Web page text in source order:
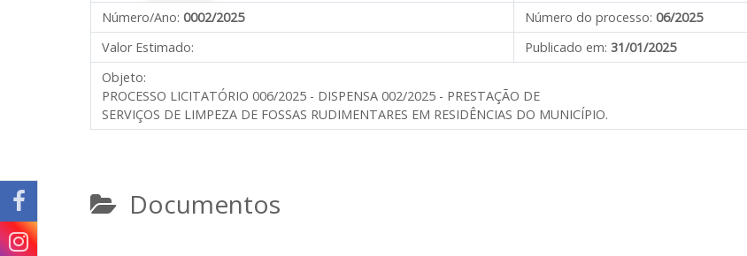
Número/Ano: 0002/2025 Número do processo: 06/2025
Valor Estimado:
Publicado em: 31/01/2025
Objeto:
PROCESSO LICITATÓRIO 006/2025 - DISPENSA 002/2025 - PRESTAÇÃO DE
SERVIÇOS DE LIMPEZA DE FOSSAS RUDIMENTARES EM RESIDÊNCIAS DO MUNICÍPIO.
Documentos